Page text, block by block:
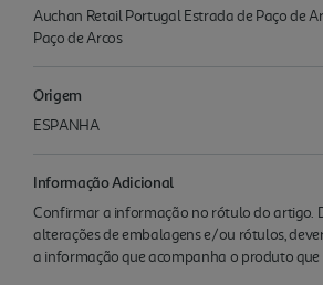
Auchan Retail Portugal Estrada de Paço de
Paço de Arcos
Origem
ESPANHA
Informação Adicional
Confirmar a informação no rótulo do artigo.
alterações de embalagens e/ou rótulos,
a informação que acompanha o produto que